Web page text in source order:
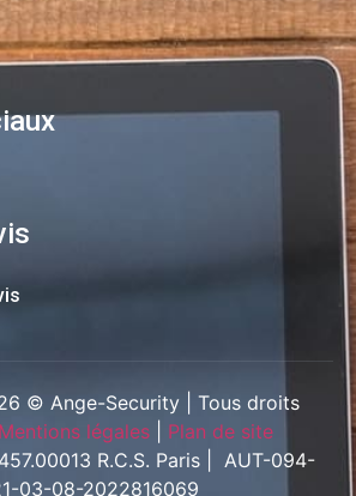
© Ange-Security | Tous droits
Mentions légales| Plan de site
R.C.S. Paris | AUT-094-
03-08-2022816069